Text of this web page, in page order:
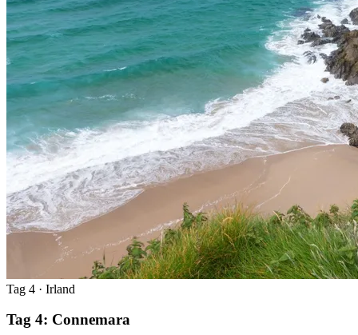
Tag 4 · Irland
Tag 4: Connemara